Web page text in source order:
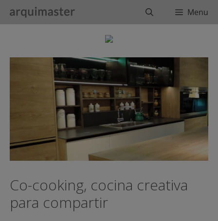
BuscarMenu
Co-cooking, cocina creativa
para compartir